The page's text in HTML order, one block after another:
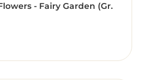
- Fairy Garden (Gr.